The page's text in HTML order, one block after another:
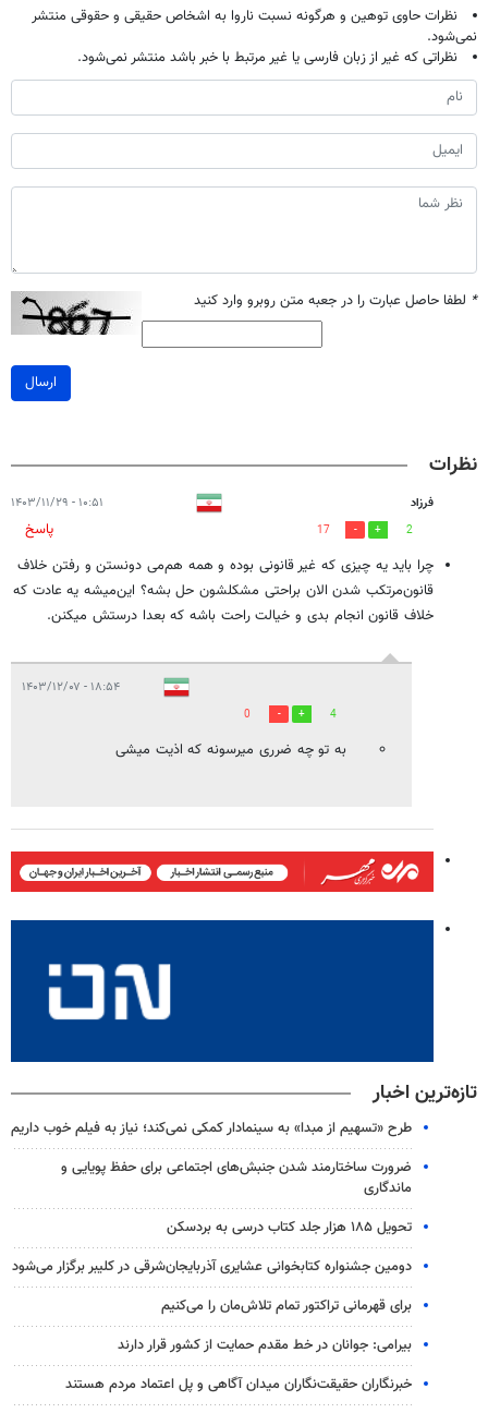
نظرات حاوی توهین و هرگونه نسبت ناروا به اشخاص حقیقی و حقوقی منتشر
نمی‌شود.
نظراتی که غیر از زبان فارسی یا غیر مرتبط با خبر باشد منتشر نمی‌شود.
* لطفا حاصل عبارت را در جعبه متن روبرو وارد کنید
ارسال
نظرات
فرزاد ۱۰:۵۱ - ۱۴۰۳/۱۱/۲۹
2
17
پاسخ
چرا باید یه چیزی که غیر قانونی بوده و همه هم‌می دونستن و رفتن خلاف
قانون‌مرتکب شدن الان براحتی مشکلشون حل بشه؟ این‌میشه یه عادت که
خلاف قانون انجام بدی و خیالت راحت باشه که بعدا درستش میکنن.
۱۸:۵۴ - ۱۴۰۳/۱۲/۰۷
4
0
به تو چه ضرری میرسونه که اذیت میشی
تازه‌ترین اخبار
طرح «تسهیم از مبدا» به سینمادار کمکی نمی‌کند؛ نیاز به فیلم خوب داریم
ضرورت ساختارمند شدن جنبش‌های اجتماعی برای حفظ پویایی و
ماندگاری
تحویل ۱۸۵ هزار جلد کتاب درسی به بردسکن
دومین جشنواره کتابخوانی عشایری آذربایجان‌شرقی در کلیبر برگزار می‌شود
برای قهرمانی تراکتور تمام تلاش‌مان را می‌کنیم
بیرامی: جوانان در خط مقدم حمایت از کشور قرار دارند
خبرنگاران حقیقت‌نگاران میدان آگاهی و پل اعتماد مردم هستند